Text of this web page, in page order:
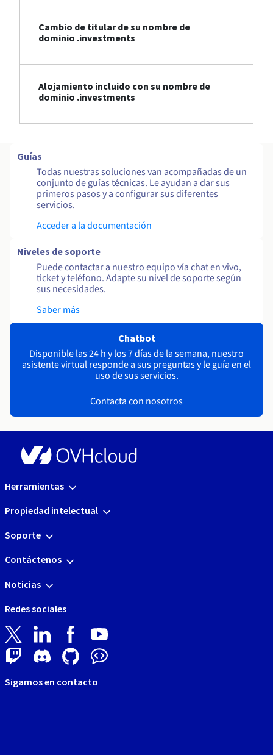
Cambio de titular de su nombre de
dominio .investments
Alojamiento incluido con su nombre de
dominio .investments
Guías
Todas nuestras soluciones van acompañadas de un
conjunto de guías técnicas. Le ayudan a dar sus
primeros pasos y a configurar sus diferentes
servicios.
Acceder a la documentación
Niveles de soporte
Puede contactar a nuestro equipo vía chat en vivo,
ticket y teléfono. Adapte su nivel de soporte según
sus necesidades.
Saber más
Chatbot
Disponible las 24 h y los 7 días de la semana, nuestro
asistente virtual responde a sus preguntas y le guía en el
uso de sus servicios.
Contacta con nosotros
Herramientas
Propiedad intelectual
Soporte
Contáctenos
Noticias
Redes sociales
Sigamos en contacto